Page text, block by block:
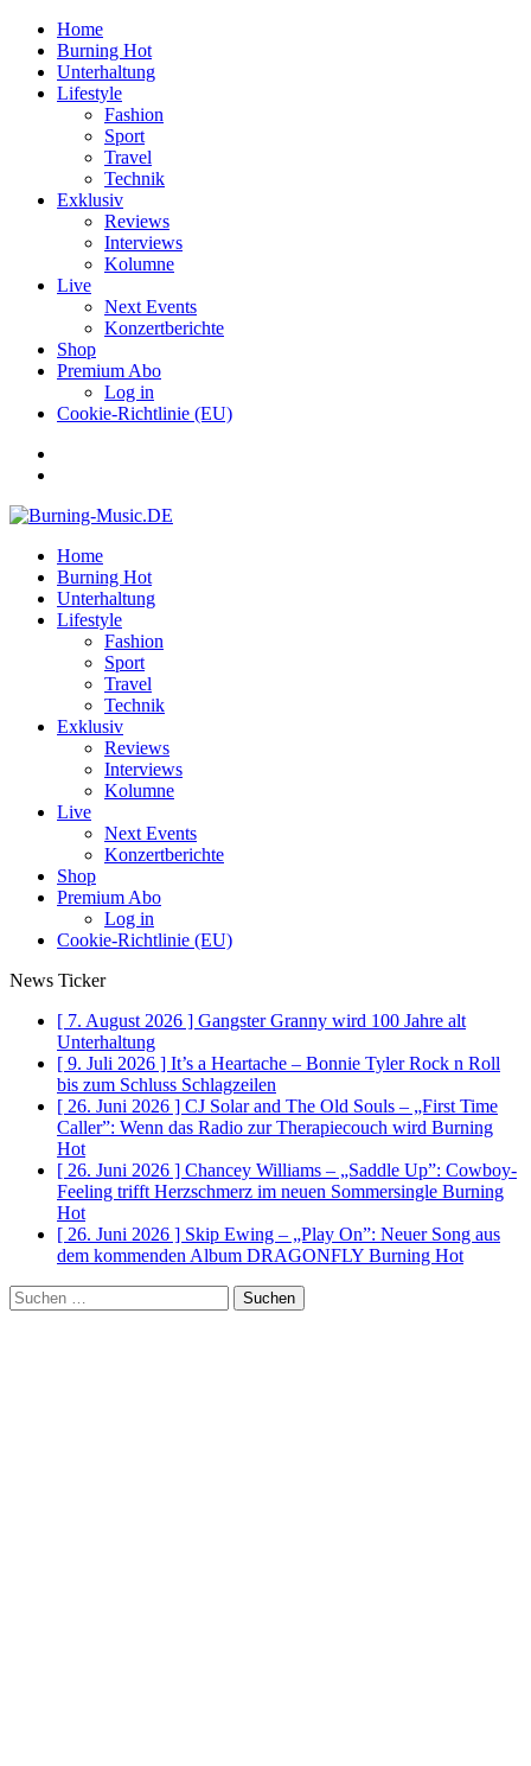
Home
Burning Hot
Unterhaltung
Lifestyle
Fashion
Sport
Travel
Technik
Exklusiv
Reviews
Interviews
Kolumne
Live
Next Events
Konzertberichte
Shop
Premium Abo
Log in
Cookie-Richtlinie (EU)
Home
Burning Hot
Unterhaltung
Lifestyle
Fashion
Sport
Travel
Technik
Exklusiv
Reviews
Interviews
Kolumne
Live
Next Events
Konzertberichte
Shop
Premium Abo
Log in
Cookie-Richtlinie (EU)
News Ticker
[ 7. August 2026 ] Gangster Granny wird 100 Jahre alt
Unterhaltung
[ 9. Juli 2026 ] It’s a Heartache – Bonnie Tyler Rock n Roll
bis zum Schluss Schlagzeilen
[ 26. Juni 2026 ] CJ Solar and The Old Souls – „First Time
Caller”: Wenn das Radio zur Therapiecouch wird Burning
Hot
[ 26. Juni 2026 ] Chancey Williams – „Saddle Up”: Cowboy-
Feeling trifft Herzschmerz im neuen Sommersingle Burning
Hot
[ 26. Juni 2026 ] Skip Ewing – „Play On”: Neuer Song aus
dem kommenden Album DRAGONFLY Burning Hot
Suchen
nach: